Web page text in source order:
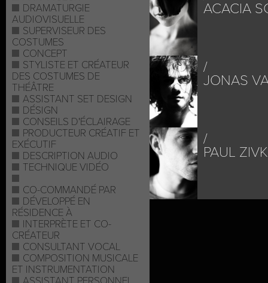
DRAMATURGIE
AUDIOVISUELLE
SUPERVISEUR DES
COSTUMES
CONCEPT
STYLISTE ET CRÉATEUR
DES COSTUMES DE
THÉÂTRE
ASSISTANT SET DESIGN
DÉSIGN
CONSEILS D'ÉCLAIRAGE
PRODUCTEUR CRÉATIF ET
EXÉCUTIF
DESCRIPTION AUDIO
TECHNIQUE VIDÉO
CO-COMMANDÉ PAR
DÉVELOPPÉ EN
RÉSIDENCE À
INTERPRÈTE ET CO-
CRÉATEUR
CONSULTANT VOCAL
COMPOSITION MUSICALE
ET INSTRUMENTATION
ACACIA
JONAS
PAUL